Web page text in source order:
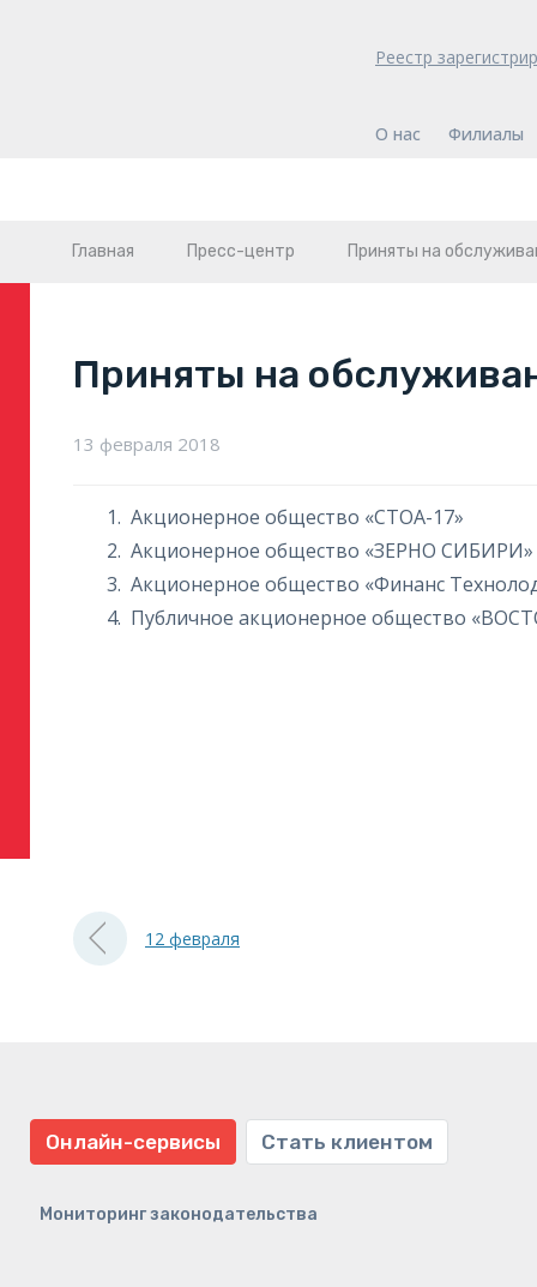
Реестр
О нас Филиалы
Главная Пресс-центр Приняты на
Приняты на
13 февраля 2018
Акционерное общество «СТОА-17»
Акционерное общество «ЗЕРНО СИБИРИ»
Акционерное общество «Финанс
Публичное акционерное общество
12 февраля
Онлайн-сервисы Стать клиентом
Мониторинг законодательства